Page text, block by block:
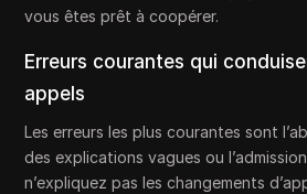
vous êtes prêt à coopérer.
Erreurs courantes qui
appels
Les erreurs les plus courantes sont
des explications vagues ou
n’expliquez pas les changements